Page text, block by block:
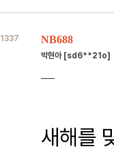
1337 NB688
박현아 [sd6**21o]
새해를